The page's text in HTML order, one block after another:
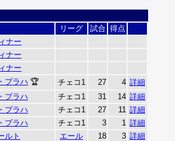
リーグ 試合 得点
ナー
ナー
ナー
プラハ 🏆 チェコ1 27 4 詳細
プラハ チェコ1 31 14 詳細
プラハ チェコ1 27 11 詳細
プラハ チェコ1 3 1 詳細
ルト
エール 18 3 詳細